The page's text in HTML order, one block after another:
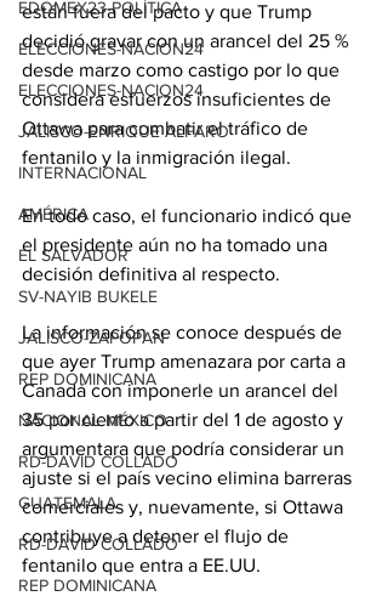
EDOMEX23-POLÍTICA
ELECCIONES-NACION24
ELECCIONES-NACION24
JALISCO-ENRIQUE ALFARO
INTERNACIONAL
AMÉRICA
EL SALVADOR
SV-NAYIB BUKELE
JALISCO-ZAPOPAN
REP DOMINICANA
NACIONAL MÉXICO
RD-DAVID COLLADO
GUATEMALA
RD-DAVID COLLADO
REP DOMINICANA
están fuera del pacto y que Trump
decidió gravar con un arancel del 25 %
desde marzo como castigo por lo que
considera esfuerzos insuficientes de
Ottawa para combatir el tráfico de
fentanilo y la inmigración ilegal.
En todo caso, el funcionario indicó que
el presidente aún no ha tomado una
decisión definitiva al respecto.
La información se conoce después de
que ayer Trump amenazara por carta a
Canadá con imponerle un arancel del
35 por ciento a partir del 1 de agosto y
argumentara que podría considerar un
ajuste si el país vecino elimina barreras
comerciales y, nuevamente, si Ottawa
contribuye a detener el flujo de
fentanilo que entra a EE.UU.